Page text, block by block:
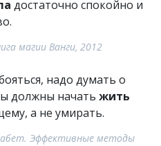
достаточно спокойно и
магии Ванги, 2012
надо думать о
должны начать жить
а не умирать.
Эффективные методы